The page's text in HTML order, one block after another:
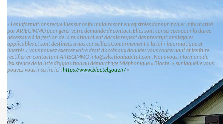
« Les informations recueillies sur ce formulaire sont enregistrées dans un fichier informatisé
par ARIEGIMMO pour gérer votre demande de contact. Elles sont conservées pour la durée
nécessaire à la gestion de la relation client dans le respect des prescriptions légales
applicables et sont destinées à nos conseillers Conformément à la loi « informatique et
libertés », vous pouvez exercer votre droit d'accès aux données vous concernant et les faire
rectifier en contactant ARIEGIMMO info@selectionhabitat.com. Nous vous informons de
l'existence de la liste d'opposition au démarchage téléphonique « Bloctel », sur laquelle vous
pouvez vous inscrire ici :https://www.bloctel.gouv.fr/»